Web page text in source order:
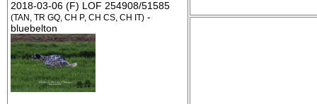
2018-03-06 (F) LOF 254908/51585
(TAN, TR GQ, CH P, CH CS, CH IT) -
bluebelton